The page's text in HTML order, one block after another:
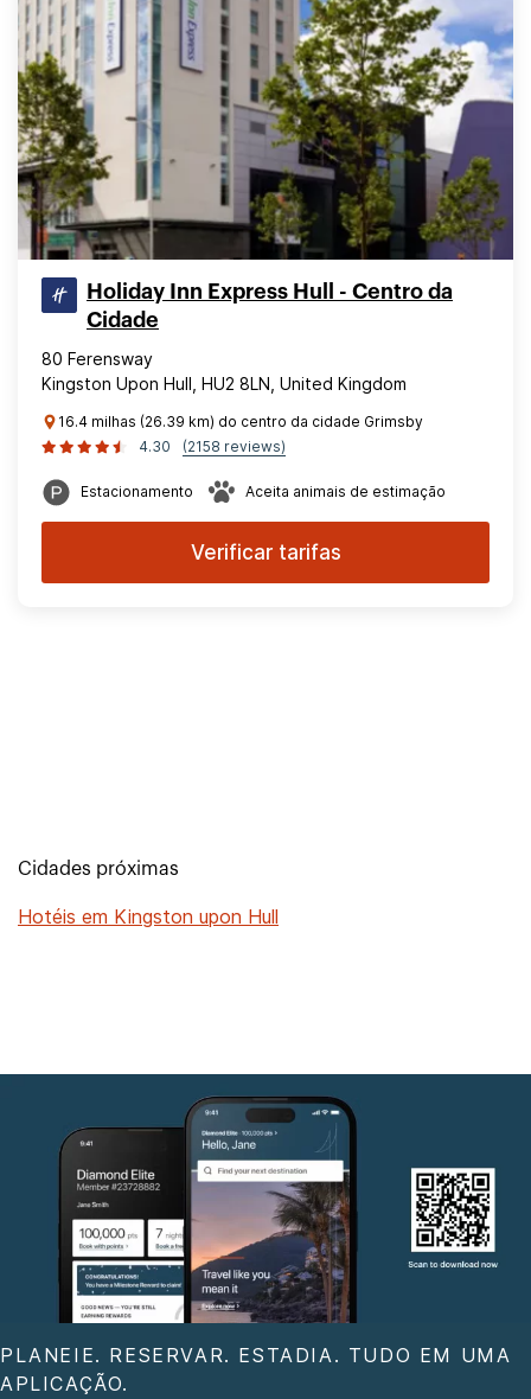
Holiday Inn Express Hull - Centro da
Cidade
80 Ferensway
Kingston Upon Hull, HU2 8LN, United Kingdom
16.4 milhas (26.39 km) do centro da cidade Grimsby
4.30
(2158 reviews)
Estacionamento Aceita animais de estimação
Verificar tarifas
Cidades próximas
Hotéis em Kingston upon Hull
PLANEIE. RESERVAR. ESTADIA. TUDO EM UMA
APLICAÇÃO.